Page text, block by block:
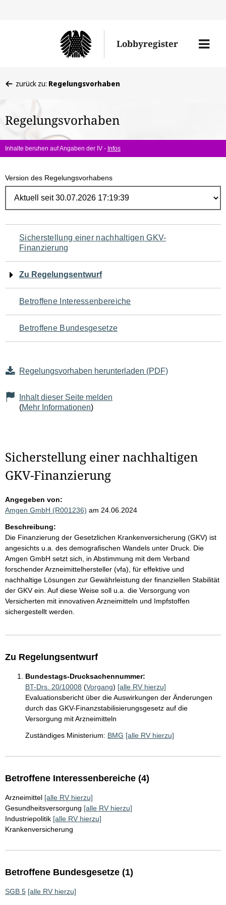
Lobbyregister
Menü
befinden
hier:
zurück zu: Regelungsvorhaben
Regelungsvorhaben
Inhalte beruhen auf Angaben der IV - Infos
Version des Regelungsvorhabens
Navigation
für
den
Seiteninhalt
Sicherstellung einer nachhaltigen GKV-
Finanzierung
Zu Regelungsentwurf
Betroffene Interessenbereiche
Betroffene Bundesgesetze
Regelungsvorhaben herunterladen (PDF)
Inhalt dieser Seite melden
(Mehr Informationen)
Sicherstellung einer nachhaltigen
GKV-Finanzierung
Angegeben von:
Amgen GmbH (R001236) am 24.06.2024
Beschreibung:
Die Finanzierung der Gesetzlichen Krankenversicherung (GKV) ist
angesichts u.a. des demografischen Wandels unter Druck. Die
Amgen GmbH setzt sich, in Abstimmung mit dem Verband
forschender Arzneimittelhersteller (vfa), für effektive und
nachhaltige Lösungen zur Gewährleistung der finanziellen Stabilität
der GKV ein. Auf diese Weise soll u.a. die Versorgung von
Versicherten mit innovativen Arzneimitteln und Impfstoffen
sichergestellt werden.
Zu Regelungsentwurf
Bundestags-Drucksachennummer:
BT-Drs. 20/10008 (Vorgang) [alle RV hierzu]
Evaluationsbericht über die Auswirkungen der Änderungen
durch das GKV-Finanzstabilisierungsgesetz auf die
Versorgung mit Arzneimitteln
Zuständiges Ministerium: BMG [alle RV hierzu]
Betroffene Interessenbereiche (4)
Arzneimittel [alle RV hierzu]
Gesundheitsversorgung [alle RV hierzu]
Industriepolitik [alle RV hierzu]
Krankenversicherung
Betroffene Bundesgesetze (1)
SGB 5 [alle RV hierzu]